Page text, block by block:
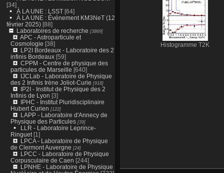
[34]
À LA UNE : LSST[64]
À LA UNE : Événement KM3NeT (12
février 2025)[88]
Laboratoires de recherche [3869]
APC - Astroparticule et
Cosmologie [38]
LP2I Bordeaux - Laboratoire des 2
infinis Bordeaux[59]
CPPM - Centre de physique des
particules de Marseille [640]
IJCLab - Laboratoire de Physique
des 2 Infinis Irène Joliot-Curie [918]
IP2I - Institut de Physique des 2
Infinis de Lyon [3]
IPHC - Institut Pluridisciplinaire
Hubert Curien [122]
LAPP - Laboratoire d'Annecy de
Physique des Particules[39]
LLR - Laboratoire Leprince-
Ringuet[1]
LPCA - Laboratoire de Physique
de Clermont Auvergne [24]
LPCC - Laboratoire de Physique
Corpusculaire de Caen [244]
LPNHE - Laboratoire de Physique
Histogramme T2K